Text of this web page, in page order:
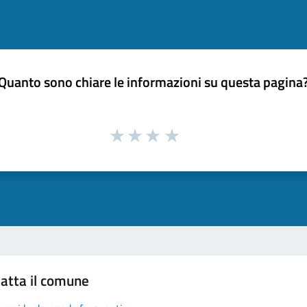
sono chiare le informazioni su questa
il comune